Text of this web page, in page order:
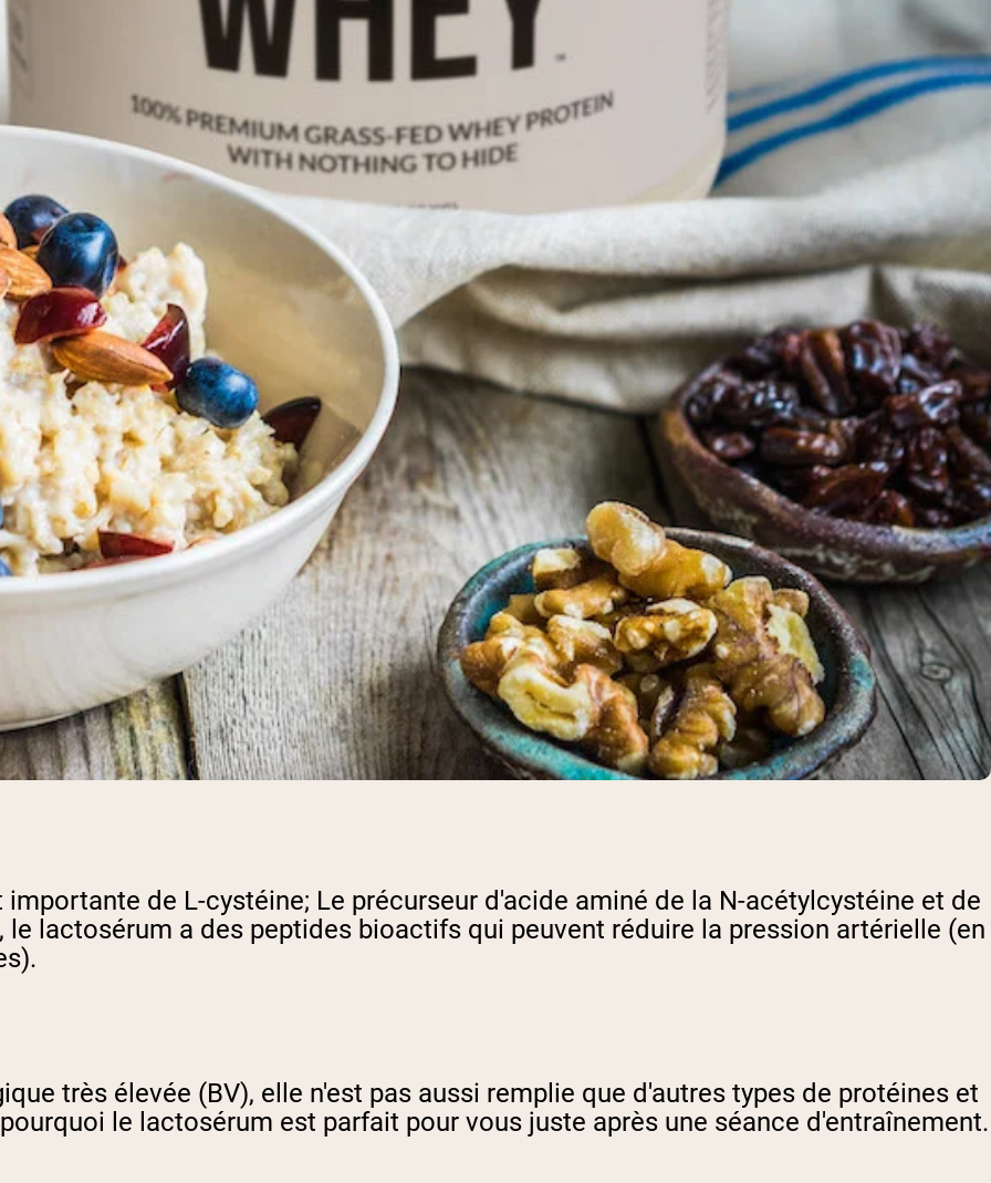
de L-cystéine; Le précurseur d'acide aminé de la N-acétylcystéine et de
lactosérum a des peptides bioactifs qui peuvent réduire la pression artérielle (en
très élevée (BV), elle n'est pas aussi remplie que d'autres types de protéines et
le lactosérum est parfait pour vous juste après une séance d'entraînement.